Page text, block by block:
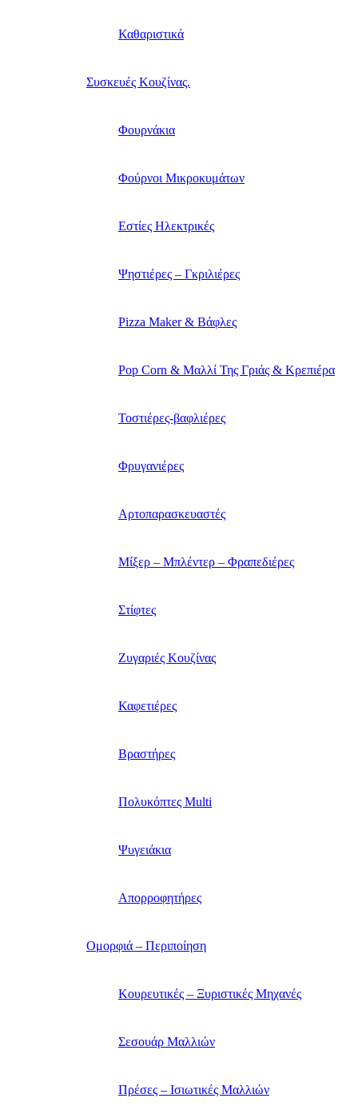
Καθαριστικά
Συσκευές Κουζίνας.
Φουρνάκια
Φούρνοι Μικροκυμάτων
Εστίες Ηλεκτρικές
Ψηστιέρες – Γκριλιέρες
Pizza Maker & Βάφλες
Pop Corn & Μαλλί Της Γριάς & Κρεπιέρα
Τοστιέρες-βαφλιέρες
Φρυγανιέρες
Αρτοπαρασκευαστές
Μίξερ – Μπλέντερ – Φραπεδιέρες
Στίφτες
Ζυγαριές Κουζίνας
Καφετιέρες
Βραστήρες
Πολυκόπτες Multi
Ψυγειάκια
Απορροφητήρες
Ομορφιά – Περιποίηση
Κουρευτικές – Ξυριστικές Μηχανές
Σεσουάρ Μαλλιών
Πρέσες – Ισιωτικές Μαλλιών